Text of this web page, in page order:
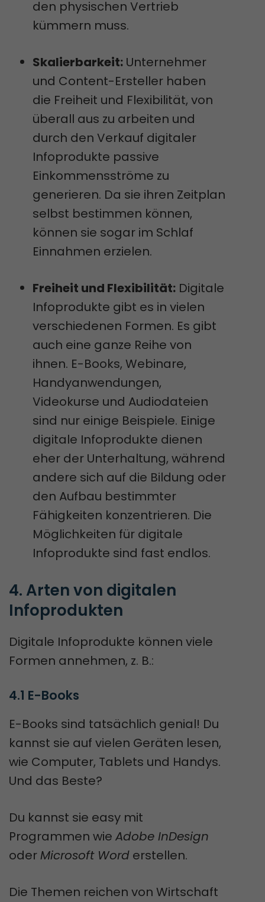
den physischen Vertrieb
kümmern muss.
Skalierbarkeit: Unternehmer
und Content-Ersteller haben
die Freiheit und Flexibilität, von
überall aus zu arbeiten und
durch den Verkauf digitaler
Infoprodukte passive
Einkommensströme zu
generieren. Da sie ihren Zeitplan
selbst bestimmen können,
können sie sogar im Schlaf
Einnahmen erzielen.
Freiheit und Flexibilität: Digitale
Infoprodukte gibt es in vielen
verschiedenen Formen. Es gibt
auch eine ganze Reihe von
ihnen. E-Books, Webinare,
Handyanwendungen,
Videokurse und Audiodateien
sind nur einige Beispiele. Einige
digitale Infoprodukte dienen
eher der Unterhaltung, während
andere sich auf die Bildung oder
den Aufbau bestimmter
Fähigkeiten konzentrieren. Die
Möglichkeiten für digitale
Infoprodukte sind fast endlos.
4. Arten von digitalen
Infoprodukten
Digitale Infoprodukte können viele
Formen annehmen, z. B.:
4.1 E-Books
E-Books sind tatsächlich genial! Du
kannst sie auf vielen Geräten lesen,
wie Computer, Tablets und Handys.
Und das Beste?
Du kannst sie easy mit
Programmen wie Adobe InDesign
oderMicrosoft Word erstellen.
Die Themen reichen von Wirtschaft